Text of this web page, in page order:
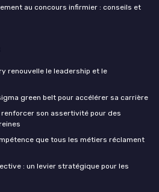
au concours infirmier : conseils et
renouvelle le leadership et le
green belt pour accélérer sa carrière
son assertivité pour des
que tous les métiers réclament
: un levier stratégique pour les